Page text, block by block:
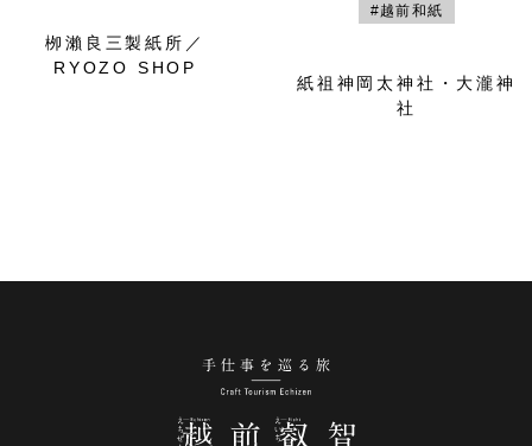
栁瀨良三製紙所／
RYOZO SHOP
#越前和紙
紙祖神岡太神社・大瀧神
社